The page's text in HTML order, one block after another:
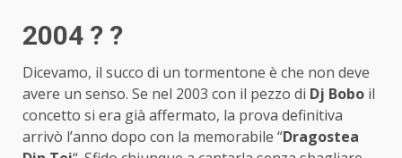
2004 ? ?
Dicevamo, il succo di un tormentone è che non deve
avere un senso. Se nel 2003 con il pezzo di Dj Bobo il
concetto si era già affermato, la prova definitiva
arrivò l’anno dopo con la memorabile “Dragostea